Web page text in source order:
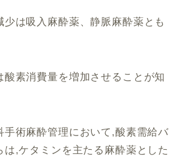
少は吸入麻酔薬、静脈麻酔薬とも
酸素消費量を増加させることが知
手術麻酔管理において,酸素需給バ
は,ケタミンを主たる麻酔薬とした